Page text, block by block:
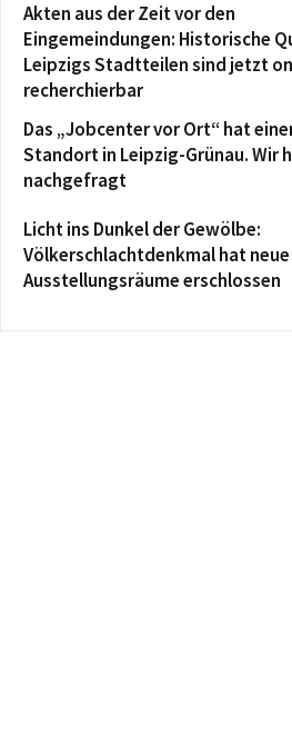
Akten aus der Zeit vor den
Eingemeindungen: Historische
Leipzigs Stadtteilen sind jetzt
recherchierbar
Das „Jobcenter vor Ort“ hat
Standort in Leipzig-Grünau. Wir
nachgefragt
Licht ins Dunkel der Gewölbe:
Völkerschlachtdenkmal hat neue
Ausstellungsräume erschlossen